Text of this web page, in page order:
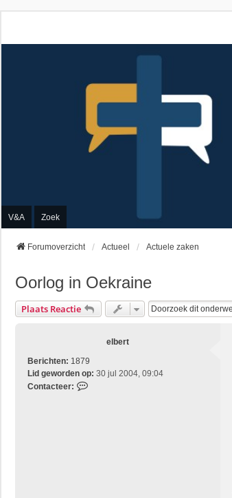
V&A Zoek
Forumoverzicht Actueel Actuele zaken
Oorlog in Oekraine
Plaats Reactie
elbert
Berichten: 1879
Lid geworden op: 30 jul 2004, 09:04
Contacteer: